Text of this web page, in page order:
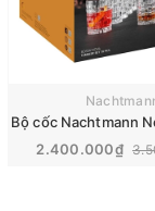
2.400.000₫